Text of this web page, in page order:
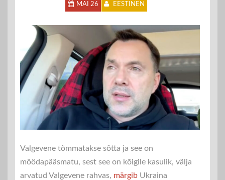
MAI 26 EESTINEN
Valgevene tõmmatakse sõtta ja see on
möödapääsmatu, sest see on kõigile kasulik, välja
arvatud Valgevene rahvas, märgib Ukraina